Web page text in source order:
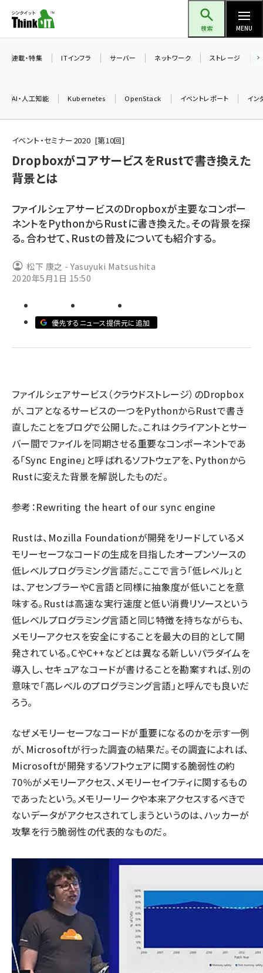
ン
ツ
検索 MENU
加藤銘のチーム貢献～仲間と築いた勝利の絆～ (2304)
iot女子会 (2263)
drupal (1940)
genai (1473)
ai crunch (1347)
abc123 (1346)
連載・特集 ITインフラ サーバー ネットワーク ストレージ
AI・人工知能 Kubernetes OpenStack イベントレポート イン
イベント・セミナー2020 第10回
DropboxがコアサービスをRustで書き換えた
背景とは
ファイルシェアサービスのDropboxが主要なコンポー
ネントをPythonからRustに書き換えた。その背景を探
る。合わせて、Rustの普及についても紹介する。
松下 康之 - Yasuyuki Matsushita
2020年5月1日 15:50
優先するニュース提供元に追加
ファイルシェアサービス（クラウドストレージ）のDropbox
が、コアとなるサービスの一つをPythonからRustで書き
直したことをブログで公開した。これはクライアントとサー
バー間でファイルを同期させる重要なコンポーネントであ
る「Sync Engine」と呼ばれるソフトウェアを、Pythonから
Rustに変えた背景を解説したものだ。
参考：Rewriting the heart of our sync engine
Rustは、Mozilla Foundationが開発をリードしているメ
モリーセーフなコードの生成を目指したオープンソースの
低レベルプログラミング言語だ。ここで言う「低レベル」と
は、アセンブラーやC言語と同様に抽象度が低いことを意
味する。Rustは高速な実行速度と低い消費リソースという
低レベルプログラミング言語と同じ特徴を持ちながらも、
メモリーアクセスを安全にすることを最大の目的として開
発されている。CやC++などとは異なる新しいパラダイムを
導入し、セキュアなコードが書けることを勘案すれば、別の
意味で「高レベルのプログラミング言語」と呼んでも良いだ
ろう。
なぜメモリーセーフなコードが重要になるのかを示す一例
が、Microsoftが行った調査の結果だ。その調査によれば、
Microsoftが開発するソフトウェアに関する脆弱性の約
70％がメモリーアクセス、メモリーセイフティに関するもの
であったという。メモリーリークや本来アクセスするべきで
ないデータがアクセスされてしまうというのは、ハッカーが
攻撃を行う脆弱性の代表的なものだ。